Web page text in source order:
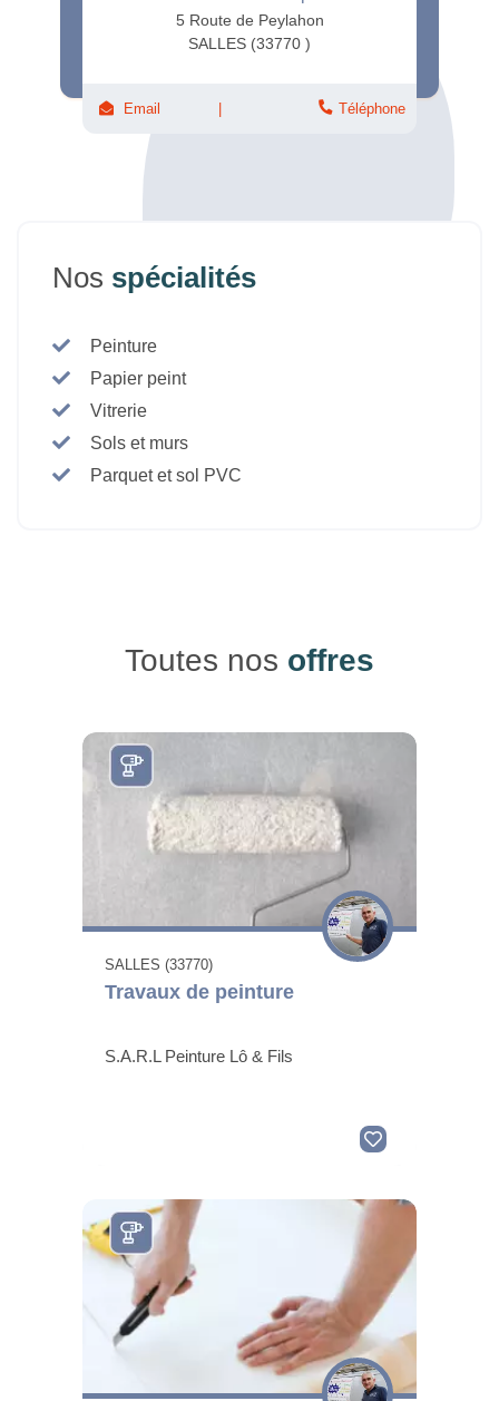
5 Route de Peylahon
SALLES (33770 )
Email Téléphone
Nos spécialités
Peinture
Papier peint
Vitrerie
Sols et murs
Parquet et sol PVC
Toutes nos offres
SALLES (33770)
Travaux de peinture
S.A.R.L Peinture Lô & Fils